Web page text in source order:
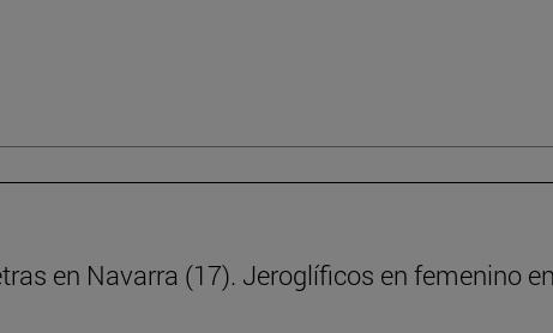
en Navarra (17). Jeroglíficos en femenino